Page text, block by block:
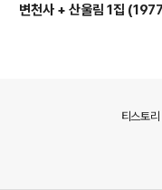
변천사 + 산울림 1집
티스토리